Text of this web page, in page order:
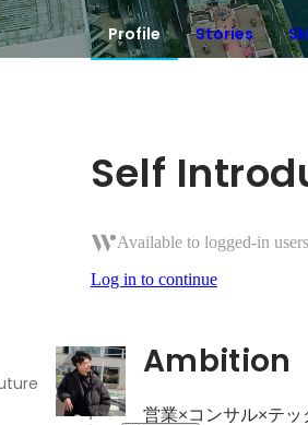
Profile Stories
Self
Available to logged-in
Log in to continue
Ambition
営業×コンサル×テ